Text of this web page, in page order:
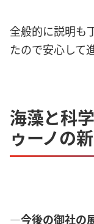
全般的に説明も
たので安心して
海藻と科
ゥーノの
―今後の御社の